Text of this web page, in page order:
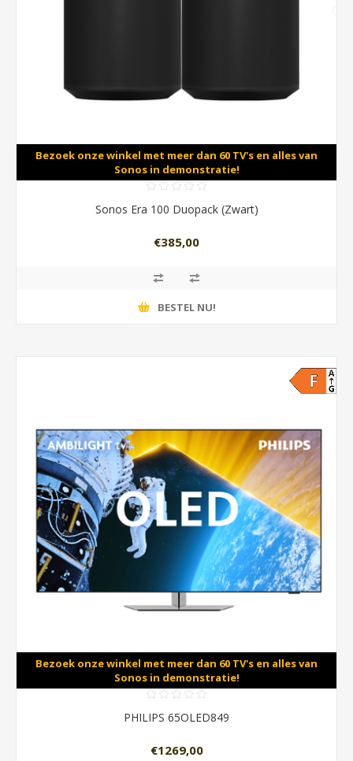
Bezoek onze winkel met meer dan 60 TV's en alles van
Sonos in demonstratie!
Sonos Era 100 Duopack (Zwart)
€385,00
BESTEL NU!
Bezoek onze winkel met meer dan 60 TV's en alles van
Sonos in demonstratie!
PHILIPS 65OLED849
€1269,00